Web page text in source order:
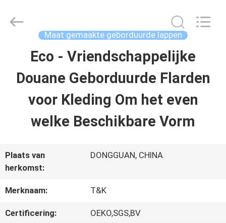
THUIS
PRODUCTEN
OVER
ONS
FABRIEKSREIS
Accessories
Co.,Ltd.
Maat gemaakte geborduurde lappen
Eco - Vriendschappelijke
Douane Geborduurde Flarden
voor Kleding Om het even
welke Beschikbare Vorm
Plaats van
herkomst:
DONGGUAN, CHINA
Merknaam: T&K
Certificering: OEKO,SGS,BV